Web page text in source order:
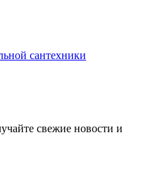
сантехники
свежие новости и